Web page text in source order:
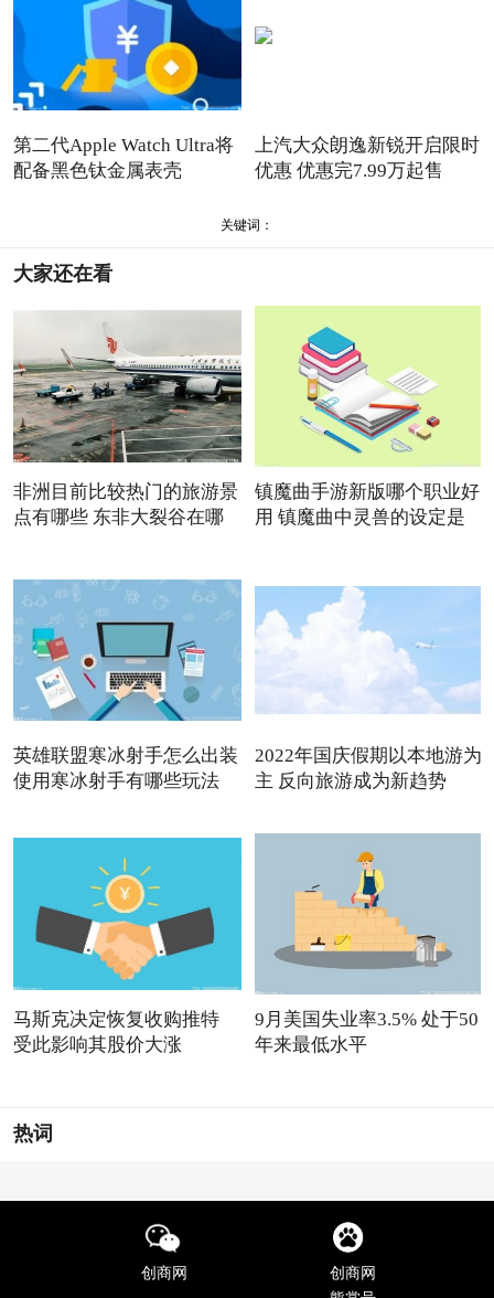
第二代Apple Watch Ultra将
配备黑色钛金属表壳
上汽大众朗逸新锐开启限时
优惠 优惠完7.99万起售
关键词：
大家还在看
非洲目前比较热门的旅游景
点有哪些 东非大裂谷在哪
镇魔曲手游新版哪个职业好
用 镇魔曲中灵兽的设定是
英雄联盟寒冰射手怎么出装
使用寒冰射手有哪些玩法
2022年国庆假期以本地游为
主 反向旅游成为新趋势
马斯克决定恢复收购推特
受此影响其股价大涨
9月美国失业率3.5% 处于50
年来最低水平
热词
创商网
创商网